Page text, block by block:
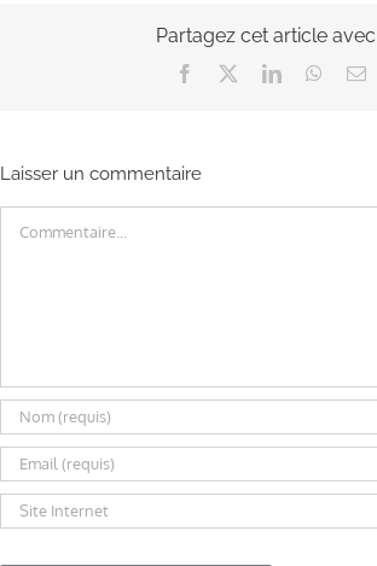
Partagez cet article
Facebook LinkedIn
Laisser un commentaire